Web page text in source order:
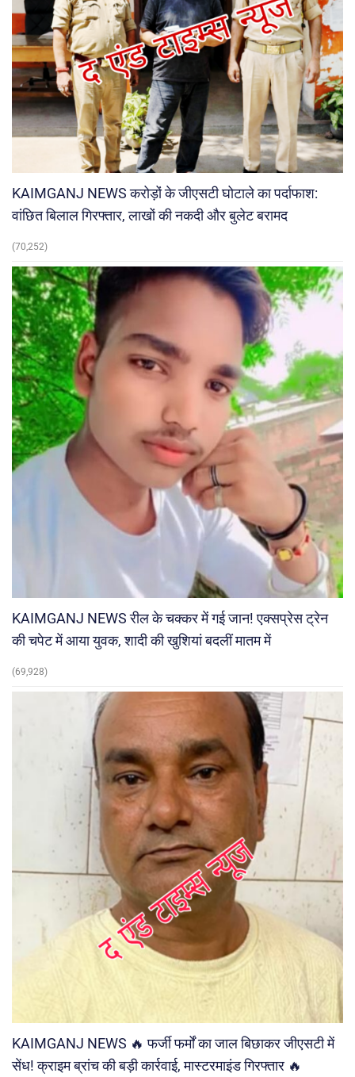
KAIMGANJ NEWS करोड़ों के जीएसटी घोटाले का पर्दाफाश:
वांछित बिलाल गिरफ्तार, लाखों की नकदी और बुलेट बरामद
(70,252)
KAIMGANJ NEWS रील के चक्कर में गई जान! एक्सप्रेस ट्रेन
की चपेट में आया युवक, शादी की खुशियां बदलीं मातम में
(69,928)
KAIMGANJ NEWS 🔥 फर्जी फर्मों का जाल बिछाकर जीएसटी में
सेंध! क्राइम ब्रांच की बड़ी कार्रवाई, मास्टरमाइंड गिरफ्तार 🔥